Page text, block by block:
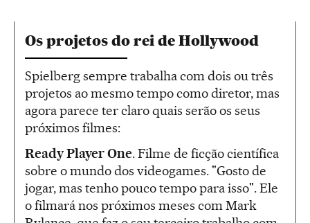
Os projetos do rei de Hollywood
Spielberg sempre trabalha com dois ou três
projetos ao mesmo tempo como diretor, mas
agora parece ter claro quais serão os seus
próximos filmes:
Ready Player One. Filme de ficção científica
sobre o mundo dos videogames. "Gosto de
jogar, mas tenho pouco tempo para isso". Ele
o filmará nos próximos meses com Mark